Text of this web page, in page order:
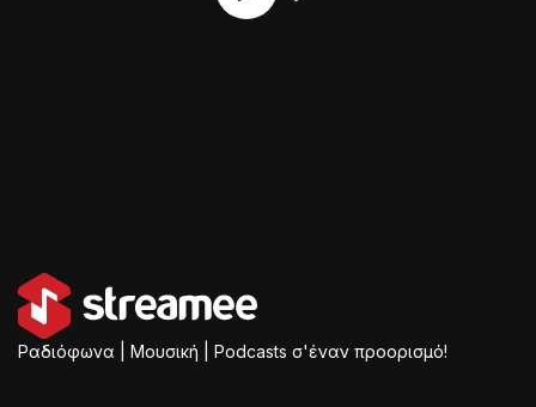
Ραδιόφωνα | Μουσική | Podcasts σ'έναν προορισμό!